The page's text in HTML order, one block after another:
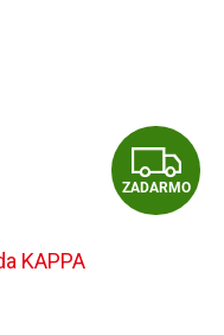
Z
A
ZADARMO
KAPPA